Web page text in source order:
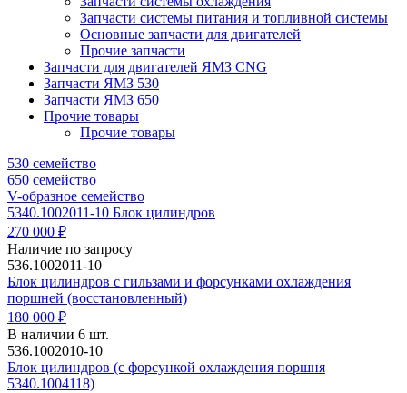
Запчасти системы питания и топливной системы
Основные запчасти для двигателей
Прочие запчасти
Запчасти для двигателей ЯМЗ CNG
Запчасти ЯМЗ 530
Запчасти ЯМЗ 650
Прочие товары
Прочие товары
530 семейство
650 семейство
V-образное семейство
5340.1002011-10 Блок цилиндров
270 000 ₽
Наличие по запросу
536.1002011-10
Блок цилиндров с гильзами и форсунками охлаждения
поршней (восстановленный)
180 000 ₽
В наличии 6 шт.
536.1002010-10
Блок цилиндров (с форсункой охлаждения поршня
5340.1004118)